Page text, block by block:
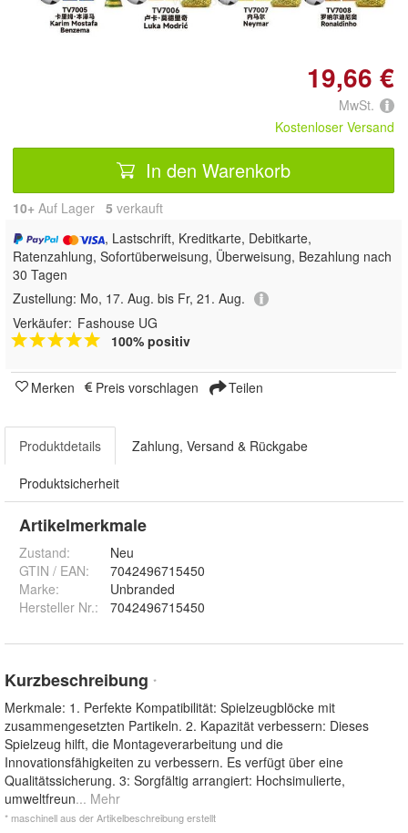
19,66 €
MwSt.
Kostenloser Versand
In den Warenkorb
10+ Auf Lager 5 verkauft
, Lastschrift, Kreditkarte, Debitkarte,
Ratenzahlung, Sofortüberweisung, Überweisung, Bezahlung nach
30 Tagen
Zustellung: Mo, 17. Aug. bis Fr, 21. Aug.
Verkäufer: Fashouse UG
100% positiv
Merken Preis vorschlagen Teilen
Produktdetails Zahlung, Versand & Rückgabe
Produktsicherheit
Artikelmerkmale
Zustand:
Neu
GTIN / EAN:
7042496715450
Marke:
Unbranded
Hersteller Nr.:
7042496715450
Kurzbeschreibung *
Merkmale: 1. Perfekte Kompatibilität: Spielzeugblöcke mit
zusammengesetzten Partikeln. 2. Kapazität verbessern: Dieses
Spielzeug hilft, die Montageverarbeitung und die
Innovationsfähigkeiten zu verbessern. Es verfügt über eine
Qualitätssicherung. 3: Sorgfältig arrangiert: Hochsimulierte,
umweltfreun... Mehr
* maschinell aus der Artikelbeschreibung erstellt